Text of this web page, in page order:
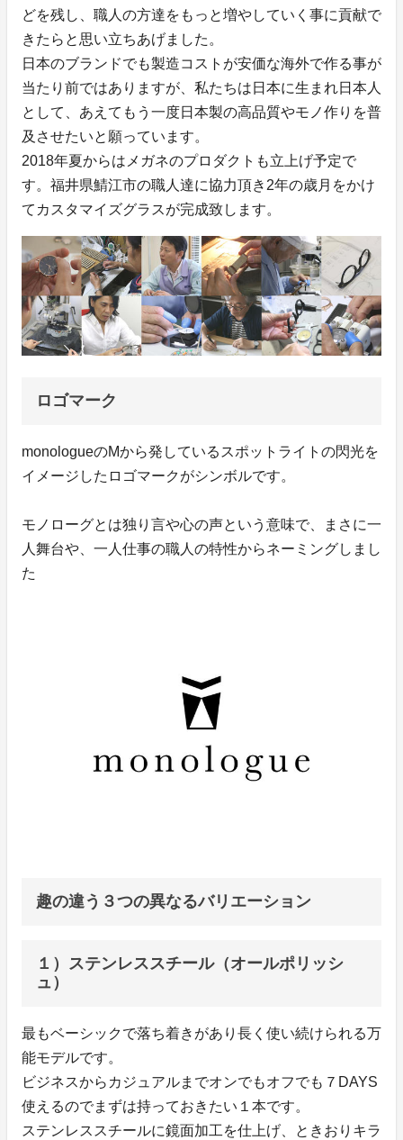
どを残し、職人の方達をもっと増やしていく事に貢献で
きたらと思い立ちあげました。
日本のブランドでも製造コストが安価な海外で作る事が
当たり前ではありますが、私たちは日本に生まれ日本人
として、あえてもう一度日本製の高品質やモノ作りを普
及させたいと願っています。
2018年夏からはメガネのプロダクトも立上げ予定で
す。福井県鯖江市の職人達に協力頂き2年の歳月をかけ
てカスタマイズグラスが完成致します。
ロゴマーク
monologueのMから発しているスポットライトの閃光を
イメージしたロゴマークがシンボルです。
モノローグとは独り言や心の声という意味で、まさに一
人舞台や、一人仕事の職人の特性からネーミングしまし
た
趣の違う３つの異なるバリエーション
１）ステンレススチール（オールポリッシ
ュ）
最もベーシックで落ち着きがあり長く使い続けられる万
能モデルです。
ビジネスからカジュアルまでオンでもオフでも７DAYS
使えるのでまずは持っておきたい１本です。
ステンレススチールに鏡面加工を仕上げ、ときおりキラ